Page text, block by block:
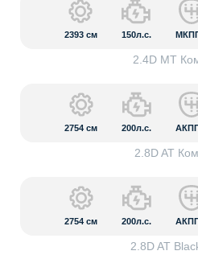
2393 см 150л.с.
2.4D MT
2754 см 200л.с.
2.8D AT
2754 см 200л.с.
2.8D AT